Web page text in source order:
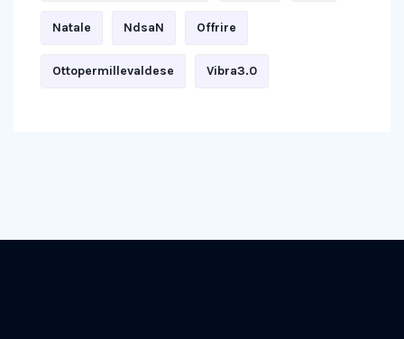
Natale NdsaN Offrire
Ottopermillevaldese Vibra3.0